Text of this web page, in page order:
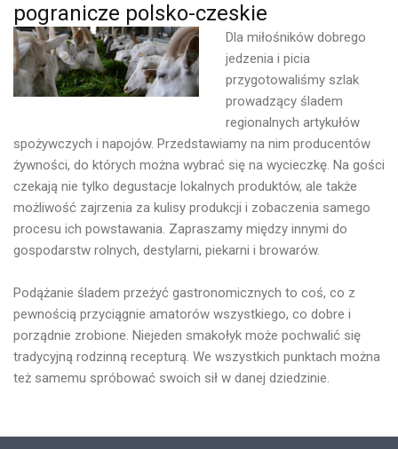
pogranicze polsko-czeskie
Dla miłośników dobrego
jedzenia i picia
przygotowaliśmy szlak
prowadzący śladem
regionalnych artykułów
spożywczych i napojów. Przedstawiamy na nim producentów
żywności, do których można wybrać się na wycieczkę. Na gości
czekają nie tylko degustacje lokalnych produktów, ale także
możliwość zajrzenia za kulisy produkcji i zobaczenia samego
procesu ich powstawania. Zapraszamy między innymi do
gospodarstw rolnych, destylarni, piekarni i browarów.
Podążanie śladem przeżyć gastronomicznych to coś, co z
pewnością przyciągnie amatorów wszystkiego, co dobre i
porządnie zrobione. Niejeden smakołyk może pochwalić się
tradycyjną rodzinną recepturą. We wszystkich punktach można
też samemu spróbować swoich sił w danej dziedzinie.